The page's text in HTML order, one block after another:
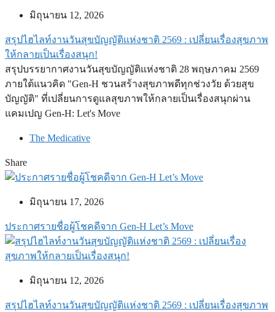
มิถุนายน 12, 2026
สรุปไฮไลท์งานวันสุขบัญญัติแห่งชาติ 2569 : เปลี่ยนเรื่องสุขภาพ
ให้กลายเป็นเรื่องสนุก!
สรุปบรรยากาศงานวันสุขบัญญัติแห่งชาติ 28 พฤษภาคม 2569
ภายใต้แนวคิด "Gen-H ชวนสร้างสุขภาพดีทุกช่วงวัย ด้วยสุข
บัญญัติ" ที่เปลี่ยนการดูแลสุขภาพให้กลายเป็นเรื่องสนุกผ่าน
แคมเปญ Gen-H: Let's Move
The Medicative
Share
มิถุนายน 17, 2026
ประกาศรายชื่อผู้โชคดีจาก Gen-H Let’s Move
มิถุนายน 12, 2026
สรุปไฮไลท์งานวันสุขบัญญัติแห่งชาติ 2569 : เปลี่ยนเรื่องสุขภาพ